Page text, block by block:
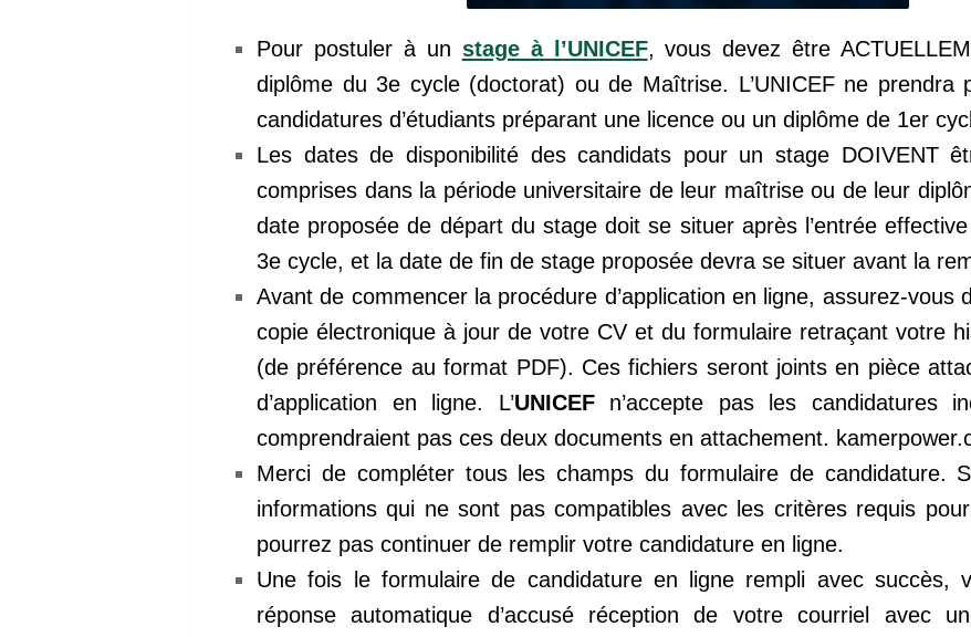
Pour postuler à un stage à l’UNICEF, vous devez être
diplôme du 3e cycle (doctorat) ou de Maîtrise. L’UNICEF ne prendra
candidatures d’étudiants préparant une licence ou un diplôme de 1er
Les dates de disponibilité des candidats pour un stage DOIVENT
comprises dans la période universitaire de leur maîtrise ou de leur
date proposée de départ du stage doit se situer après l’entrée
3e cycle, et la date de fin de stage proposée devra se situer avant la
Avant de commencer la procédure d’application en ligne, assurez-vous
copie électronique à jour de votre CV et du formulaire retraçant votre
(de préférence au format PDF). Ces fichiers seront joints en pièce
d’application en ligne. L’UNICEFn’accepte pas les candidatures
comprendraient pas ces deux documents en attachement.
Merci de compléter tous les champs du formulaire de candidature.
informations qui ne sont pas compatibles avec les critères requis
pourrez pas continuer de remplir votre candidature en ligne.
Une fois le formulaire de candidature en ligne rempli avec succès,
réponse automatique d’accusé réception de votre courriel avec